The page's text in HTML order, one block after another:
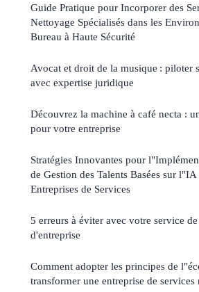
Guide Pratique pour Incorporer des
Nettoyage Spécialisés dans les
Bureau à Haute Sécurité
Avocat et droit de la musique : piloter
avec expertise juridique
Découvrez la machine à café necta :
pour votre entreprise
Stratégies Innovantes pour
de Gestion des Talents Basées sur l"IA
Entreprises de Services
5 erreurs à éviter avec votre service
d'entreprise
Comment adopter les principes de
transformer une entreprise de services